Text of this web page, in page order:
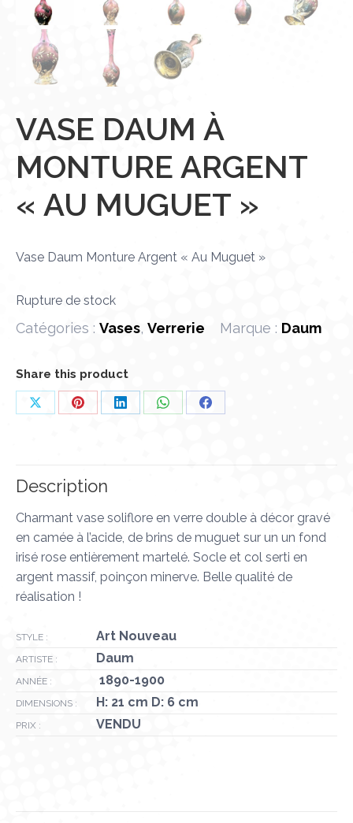
VASE DAUM À
MONTURE ARGENT
« AU MUGUET »
Vase Daum Monture Argent « Au Muguet »
Rupture de stock
Catégories : Vases, Verrerie Marque : Daum
Share this product
PartagerPartagerPartagerPartagerPartager
Description
Charmant vase soliflore en verre double à décor gravé
en camée à l’acide, de brins de muguet sur un un fond
irisé rose entièrement martelé. Socle et col serti en
argent massif, poinçon minerve. Belle qualité de
réalisation !
STYLE : Art Nouveau
ARTISTE : Daum
ANNÉE : 1890-1900
DIMENSIONS : H: 21 cm D: 6 cm
PRIX : VENDU